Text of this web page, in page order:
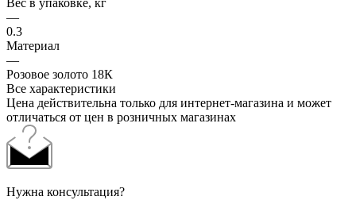
—
0.3
Материал
—
Розовое золото 18К
Все характеристики
Цена действительна только для интернет-магазина и может
отличаться от цен в розничных магазинах
Нужна консультация?